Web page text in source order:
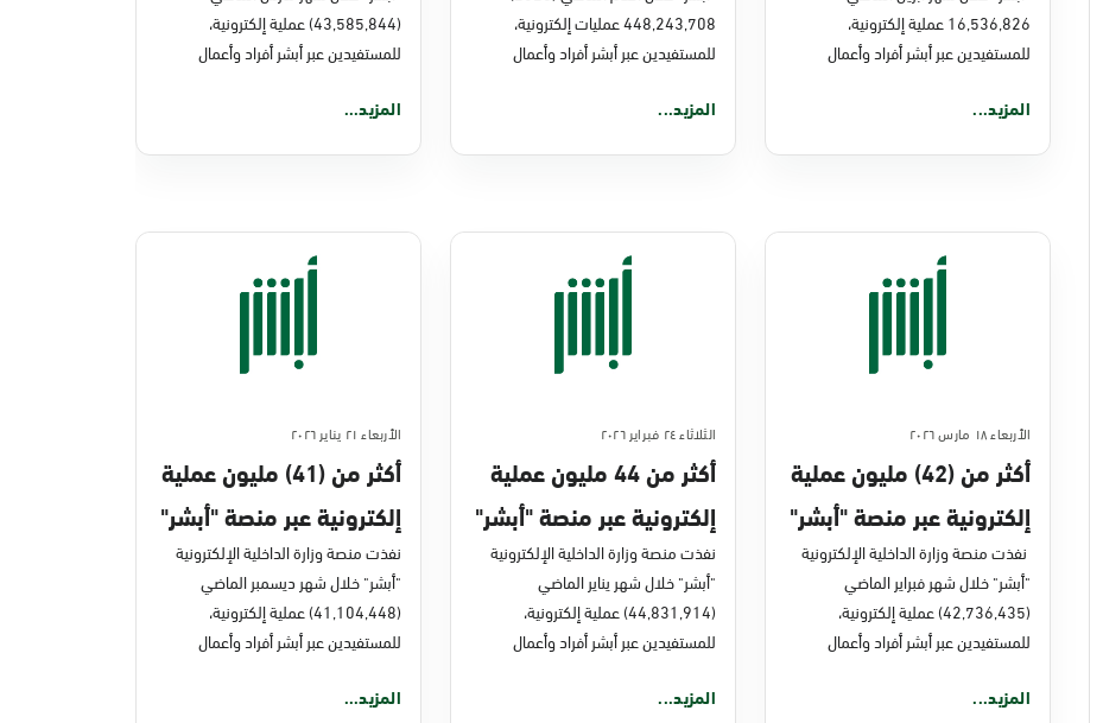
16,536,826 عملية إلكترونية،
للمستفيدين عبر أبشر أفراد وأعمال
المزيد...
448,243,708 عمليات إلكترونية،
للمستفيدين عبر أبشر أفراد وأعمال
المزيد...
(43,585,844) عملية إلكترونية،
للمستفيدين عبر أبشر أفراد وأعمال
المزيد...
الأربعاء ١٨ مارس ٢٠٢٦
أكثر من (42) مليون عملية
إلكترونية عبر منصة "أبشر"
في فبراير 2026م
نفذت منصة وزارة الداخلية الإلكترونية
"أبشر" خلال شهر فبراير الماضي
(42,736,435) عملية إلكترونية،
للمستفيدين عبر أبشر أفراد وأعمال
المزيد...
الثلاثاء ٢٤ فبراير ٢٠٢٦
أكثر من 44 مليون عملية
إلكترونية عبر منصة "أبشر"
في يناير 2026
نفذت منصة وزارة الداخلية الإلكترونية
"أبشر" خلال شهر يناير الماضي
(44,831,914) عملية إلكترونية،
للمستفيدين عبر أبشر أفراد وأعمال
المزيد...
الأربعاء ٢١ يناير ٢٠٢٦
أكثر من (41) مليون عملية
إلكترونية عبر منصة "أبشر"
في ديسمبر 2025م
نفذت منصة وزارة الداخلية الإلكترونية
"أبشر" خلال شهر ديسمبر الماضي
(41,104,448) عملية إلكترونية،
للمستفيدين عبر أبشر أفراد وأعمال
المزيد...